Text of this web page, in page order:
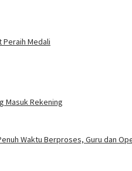
Peraih Medali
Masuk Rekening
Waktu Berproses, Guru dan